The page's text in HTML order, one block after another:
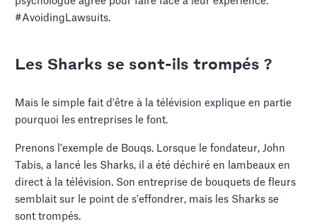
#AvoidingLawsuits.
Les Sharks se sont-ils trompés ?
Mais le simple fait d'être à la télévision explique en partie
pourquoi les entreprises le font.
Prenons l'exemple de Bouqs. Lorsque le fondateur, John
Tabis, a lancé les Sharks, il a été déchiré en lambeaux en
direct à la télévision. Son entreprise de bouquets de fleurs
semblait sur le point de s'effondrer, mais les Sharks se
sont trompés.